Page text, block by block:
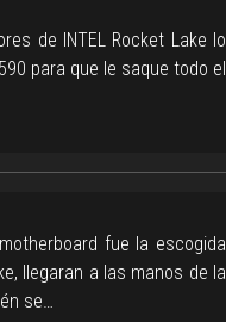
de INTEL Rocket Lake lo
para que le saque todo el
fue la escogida
llegaran a las manos de la
se…